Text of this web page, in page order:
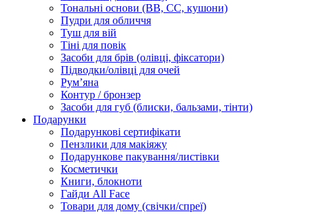
Тональні основи (BB, CC, кушони)
Пудри для обличчя
Туш для вій
Тіні для повік
Засоби для брів (олівці, фіксатори)
Підводки/олівці для очей
Румʼяна
Контур / бронзер
Засоби для губ (блиски, бальзами, тінти)
Подарунки
Подарункові сертифікати
Пензлики для макіяжу
Подарункове пакування/листівки
Косметички
Книги, блокноти
Гайди All Face
Товари для дому (свічки/спреї)